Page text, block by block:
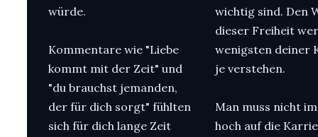
würde.
Kommentare wie "Liebe
kommt mit der Zeit" und
"du brauchst jemanden,
der für dich sorgt" fühlten
sich für dich lange Zeit
wichtig sind. Den
dieser Freiheit
wenigsten deiner
je verstehen.
Man muss nicht
hoch auf die